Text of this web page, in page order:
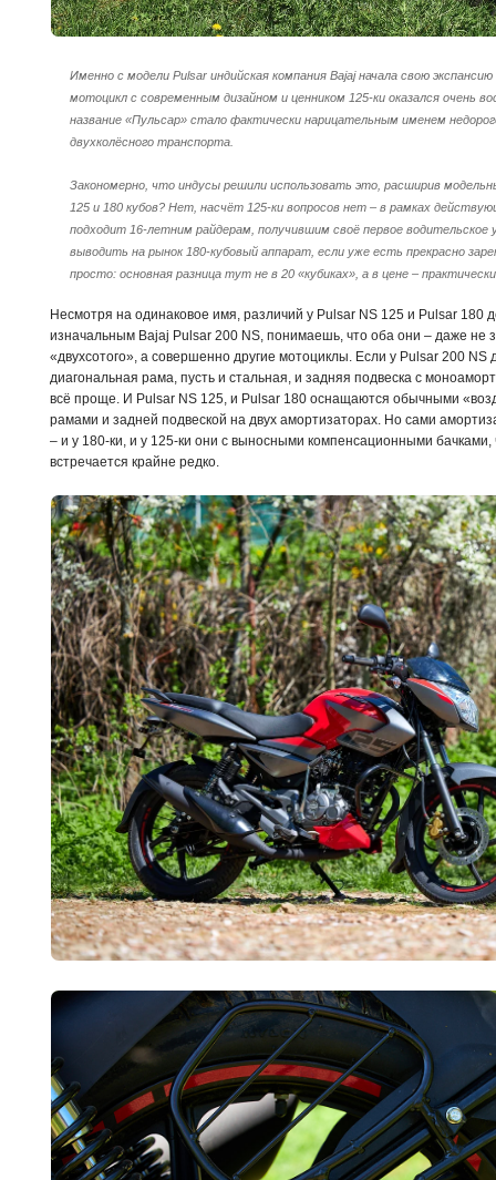
Именно с модели Pulsar индийская компания Bajaj начала свою
мотоцикл с современным дизайном и ценником 125-ки оказался очень
название «Пульсар» стало фактически нарицательным именем
двухколёсного транспорта.
Закономерно, что индусы решили использовать это, расширив
125 и 180 кубов? Нет, насчёт 125-ки вопросов нет – в рамках
подходит 16-летним райдерам, получившим своё первое
выводить на рынок 180-кубовый аппарат, если уже есть прекрасно
просто: основная разница тут не в 20 «кубиках», а в цене –
Несмотря на одинаковое имя, различий у Pulsar NS 125 и Pulsar 180
изначальным Bajaj Pulsar 200 NS, понимаешь, что оба они – даже не
«двухсотого», а совершенно другие мотоциклы. Если у Pulsar 200 NS
диагональная рама, пусть и стальная, и задняя подвеска с
всё проще. И Pulsar NS 125, и Pulsar 180 оснащаются обычными
рамами и задней подвеской на двух амортизаторах. Но сами
– и у 180-ки, и у 125-ки они с выносными компенсационными бачками,
встречается крайне редко.